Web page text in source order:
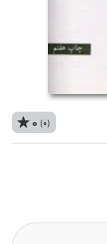
0 (0)